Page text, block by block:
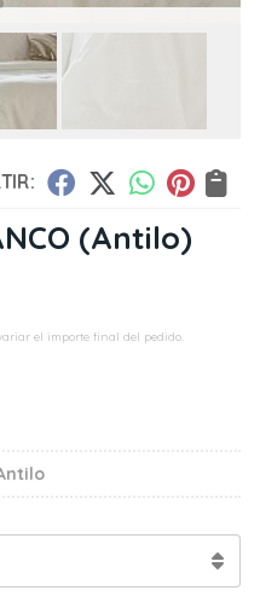
(Antilo)
el importe final del pedido.